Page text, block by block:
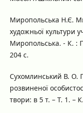
Миропольська Н.Є.
художньої культури
Миропольська. - К. :
204 с.
Сухомлинський В. О.
розвиненої
твори: в 5 т. – Т. 1. –